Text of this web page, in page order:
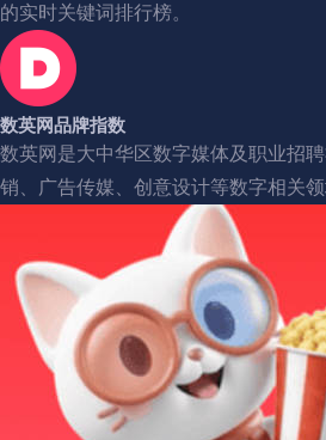
的实时关键词排行榜。
数英网品牌指数
数英网是大中华区数字媒体及职业招
销、广告传媒、创意设计等数字相关领